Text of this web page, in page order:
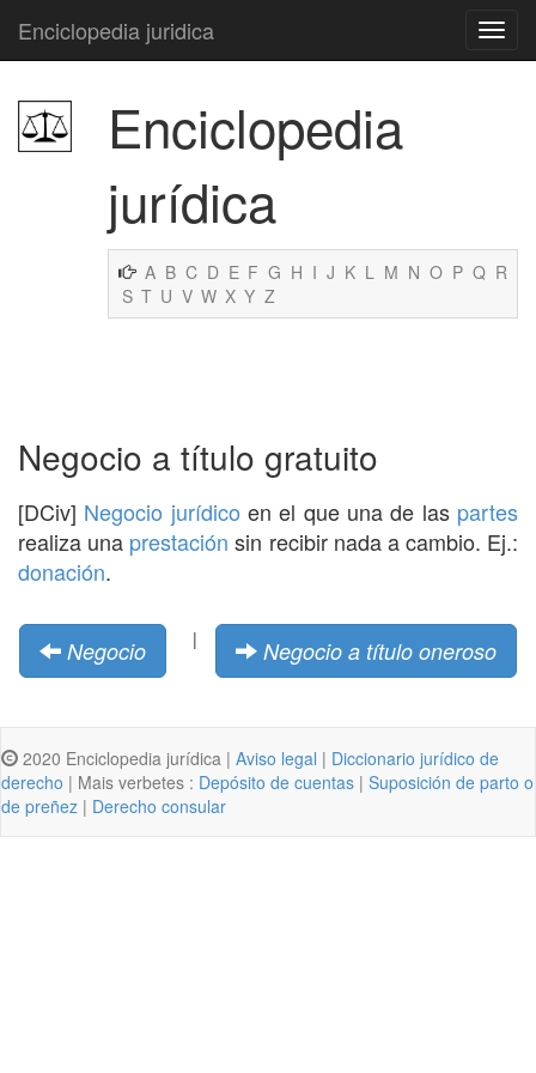
Enciclopedia juridica
Enciclopedia
jurídica
A B C D E F G H I J K L M N O P Q R
S T U V W X Y Z
Negocio a título gratuito
[DCiv] Negocio jurídico en el que una de las partes
realiza una prestación sin recibir nada a cambio. Ej.:
donación.
Negocio | Negocio a título oneroso
2020 Enciclopedia jurídica | Aviso legal | Diccionario jurídico de
derecho | Mais verbetes : Depósito de cuentas | Suposición de parto o
de preñez | Derecho consular